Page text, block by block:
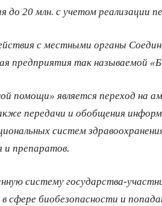
до 20 млн. с учетом реализации
с местными органы
предприятия так называемой
помощи» является переход на
передачи и обобщения
систем
и препаратов.
систему государства-
сфере биобезопасности и